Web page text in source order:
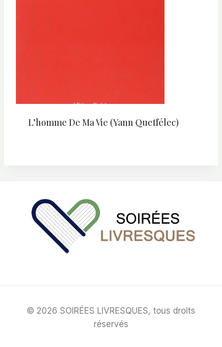
L’homme De Ma Vie (Yann Queffélec)
© 2026 SOIRÉES LIVRESQUES, tous droits
réservés